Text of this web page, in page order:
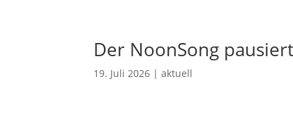
Der NoonSong
19. Juli 2026 |aktuell